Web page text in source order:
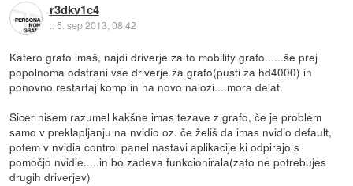
r3dkv1c4
::5. sep 2013, 08:42
Katero grafo imaš, najdi driverje za to mobility grafo......še prej
popolnoma odstrani vse driverje za grafo(pusti za hd4000) in
ponovno restartaj komp in na novo nalozi....mora delat.
Sicer nisem razumel kakšne imas tezave z grafo, če je problem
samo v preklapljanju na nvidio oz. če želiš da imas nvidio default,
potem v nvidia control panel nastavi aplikacije ki odpirajo s
pomočjo nvidie.....in bo zadeva funkcionirala(zato ne potrebujes
drugih driverjev)